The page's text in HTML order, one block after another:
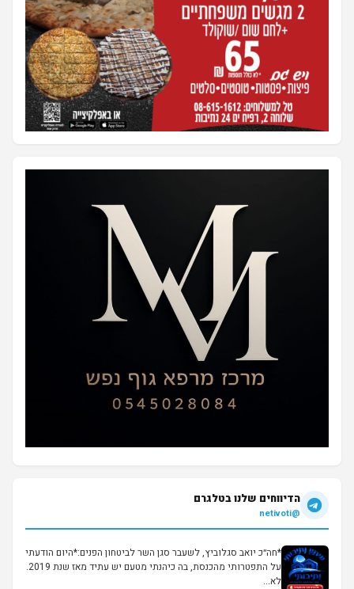
הדיווחים שלנו בטלגרם
@netivoti
*חה״כ יואב סגלוביץ, לשעבר סגן השר לביטחון הפנים:*היום הודעתי
על התפטרותי מהכנסת, בה כיהנתי מטעם יש עתיד מאז שנת 2019.
לא...